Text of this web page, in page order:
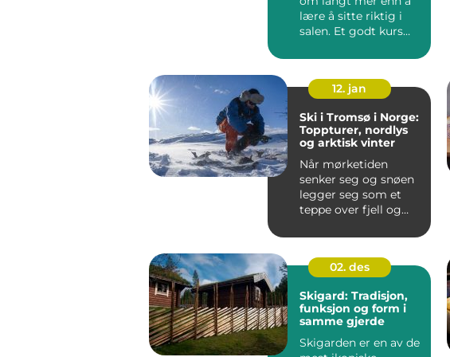
lære å sitte riktig i
salen. Et godt kurs
12. jan
Ski i Tromsø i Norge:
Toppturer, nordlys
og arktisk vinter
Når mørketiden
senker seg og snøen
legger seg som et
teppe over fjell og
02. des
Skigard: Tradisjon,
funksjon og form i
samme gjerde
Skigarden er en av de